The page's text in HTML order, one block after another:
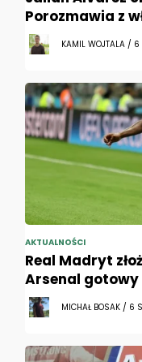
Porozmawia z
KAMIL WOJTALA / 6
AKTUALNOŚCI
Real Madryt
Arsenal gotowy
MICHAŁ BOSAK / 6